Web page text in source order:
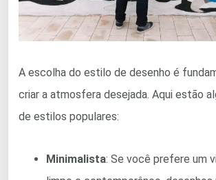
A escolha do estilo de desenho é
criar a atmosfera desejada. Aqui estão
de estilos populares:
Minimalista: Se você prefere um